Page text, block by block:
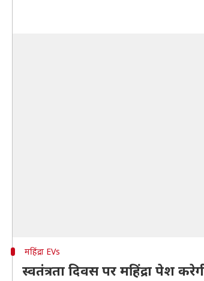
महिंद्रा EVs
स्वतंत्रता दिवस पर महिंद्रा पेश